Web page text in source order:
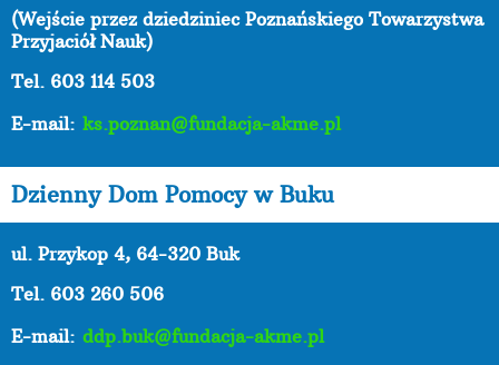
(Wejście przez dziedziniec Poznańskiego Towarzystwa
Przyjaciół Nauk)
Tel. 603 114 503
E-mail: ks.poznan@fundacja-akme.pl
Dzienny Dom Pomocy w Buku
ul. Przykop 4, 64-320 Buk
Tel. 603 260 506
E-mail: ddp.buk@fundacja-akme.pl